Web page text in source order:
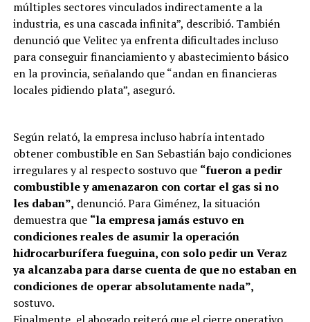
múltiples sectores vinculados indirectamente a la
industria, es una cascada infinita”, describió. También
denunció que Velitec ya enfrenta dificultades incluso
para conseguir financiamiento y abastecimiento básico
en la provincia, señalando que “andan en financieras
locales pidiendo plata”, aseguró.
Según relató, la empresa incluso habría intentado
obtener combustible en San Sebastián bajo condiciones
irregulares y al respecto sostuvo que “fueron a pedir
combustible y amenazaron con cortar el gas si no
les daban”, denunció. Para Giménez, la situación
demuestra que “la empresa jamás estuvo en
condiciones reales de asumir la operación
hidrocarburífera fueguina, con solo pedir un Veraz
ya alcanzaba para darse cuenta de que no estaban en
condiciones de operar absolutamente nada”,
sostuvo.